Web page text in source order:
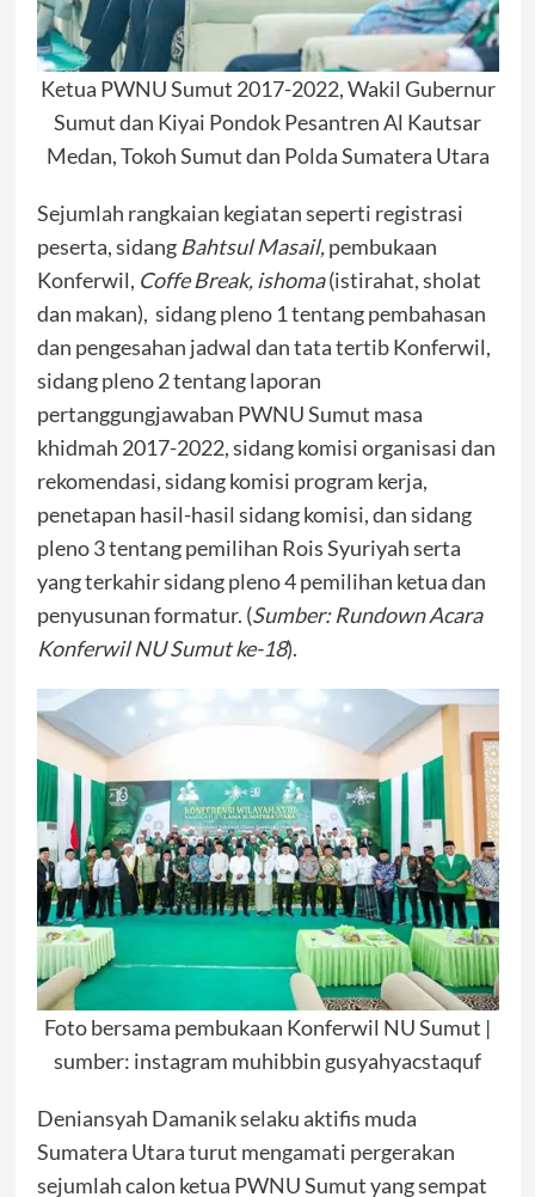
Ketua PWNU Sumut 2017-2022, Wakil Gubernur
Sumut dan Kiyai Pondok Pesantren Al Kautsar
Medan, Tokoh Sumut dan Polda Sumatera Utara
Sejumlah rangkaian kegiatan seperti registrasi
peserta, sidang Bahtsul Masail,pembukaan
Konferwil, Coffe Break, ishoma(istirahat, sholat
dan makan), sidang pleno 1 tentang pembahasan
dan pengesahan jadwal dan tata tertib Konferwil,
sidang pleno 2 tentang laporan
pertanggungjawaban PWNU Sumut masa
khidmah 2017-2022, sidang komisi organisasi dan
rekomendasi, sidang komisi program kerja,
penetapan hasil-hasil sidang komisi, dan sidang
pleno 3 tentang pemilihan Rois Syuriyah serta
yang terkahir sidang pleno 4 pemilihan ketua dan
penyusunan formatur. (Sumber: Rundown Acara
Konferwil NU Sumut ke-18).
Foto bersama pembukaan Konferwil NU Sumut |
sumber: instagram muhibbin gusyahyacstaquf
Deniansyah Damanik selaku aktifis muda
Sumatera Utara turut mengamati pergerakan
sejumlah calon ketua PWNU Sumut yang sempat